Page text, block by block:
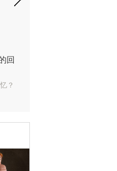
回
？